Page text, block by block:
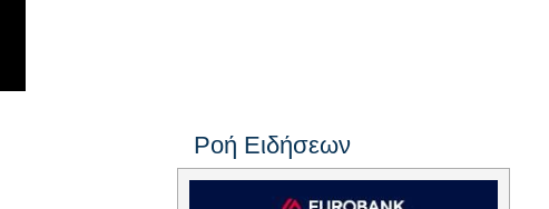
Ροή Ειδήσεων